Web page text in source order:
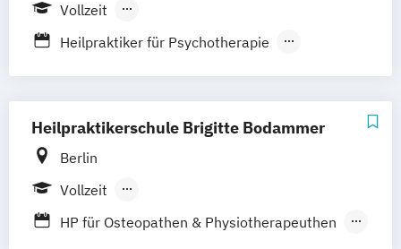
Vollzeit
Berufsbegleitender Präsenzlehrgang
Heilpraktiker für Psychotherapie
Heilpraktikerschule Brigitte Bodammer
Berlin
Vollzeit
Berufsbegleitender Präsenzlehrgang
HP für Osteopathen & Physiotherapeuthen